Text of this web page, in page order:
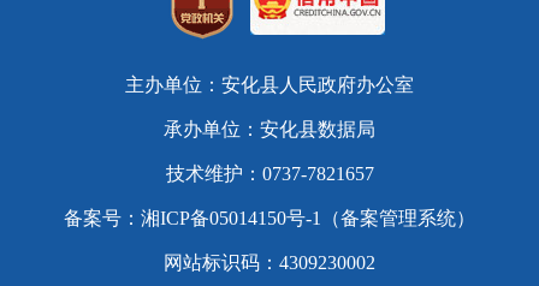
主办单位：安化县人民政府办公室
承办单位：安化县数据局
技术维护：0737-7821657
备案号： 湘ICP备05014150号-1（备案管理系统）
网站标识码：4309230002